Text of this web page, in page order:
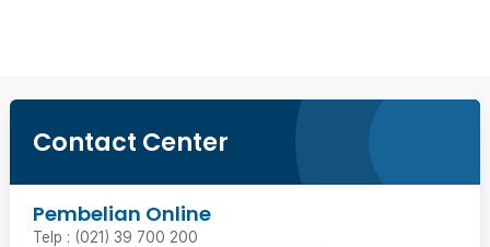
Contact Center
Pembelian Online
Telp : (021) 39 700 200